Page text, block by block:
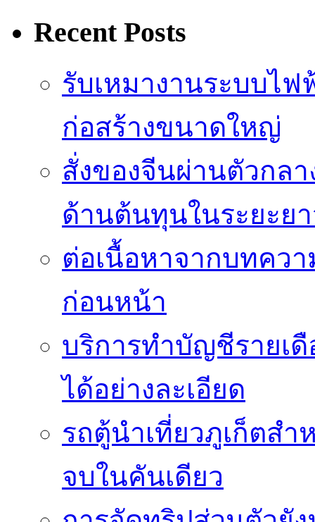
Recent Posts
รับเหมางานระบบไ
ก่อสร้างขนาดใหญ่
สั่งของจีนผ่านตัวกลา
ด้านต้นทุนในระยะย
ต่อเนื้อหาจากบทคว
ก่อนหน้า
บริการทำบัญชีรายเ
ได้อย่างละเอียด
รถตู้นำเที่ยวภูเก็ตสำ
จบในคันเดียว